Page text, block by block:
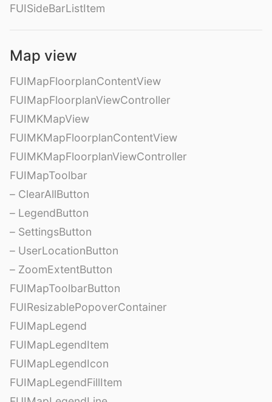
FUISideBarListItem
Map view
FUIMapFloorplanContentView
FUIMapFloorplanViewController
FUIMKMapView
FUIMKMapFloorplanContentView
FUIMKMapFloorplanViewController
FUIMapToolbar
– ClearAllButton
– LegendButton
– SettingsButton
– UserLocationButton
– ZoomExtentButton
FUIMapToolbarButton
FUIResizablePopoverContainer
FUIMapLegend
FUIMapLegendItem
FUIMapLegendIcon
FUIMapLegendFillItem